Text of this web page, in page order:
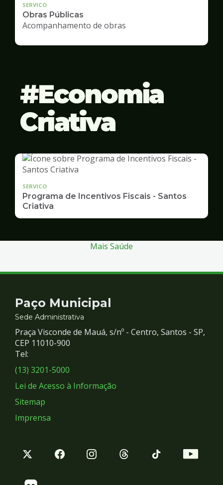
SERVICO
Obras Públicas
Acompanhamento de obras
Economia
Criativa
SERVICO
Programa de Incentivos Fiscais - Santos
Criativa
Mais Saúde
Contato
e
Redes
Sociais
Paço Municipal
Sede Administrativa
Praça Visconde de Mauá, s/nº - Centro, Santos - SP,
CEP 11010-900
Tel:
(13) 3201-5000
Lei de Acesso à Informação
Sitemap
Imprensa